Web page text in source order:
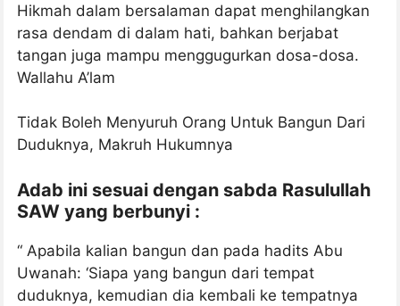
Hikmah dalam bersalaman dapat menghilangkan
rasa dendam di dalam hati, bahkan berjabat
tangan juga mampu menggugurkan dosa-dosa.
Wallahu A’lam
Tidak Boleh Menyuruh Orang Untuk Bangun Dari
Duduknya, Makruh Hukumnya
Adab ini sesuai dengan sabda Rasulullah
SAW yang berbunyi :
“ Apabila kalian bangun dan pada hadits Abu
Uwanah: ‘Siapa yang bangun dari tempat
duduknya, kemudian dia kembali ke tempatnya